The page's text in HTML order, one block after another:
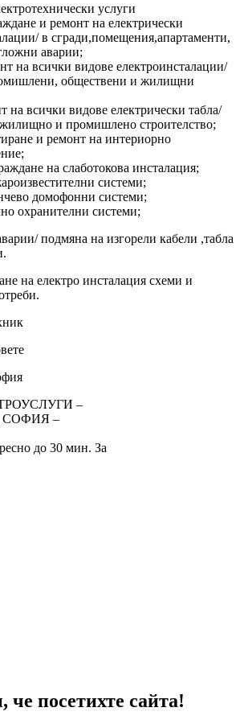
услуги
и ремонт на електрически
в сгради,помещения,апартаменти,
аварии;
на всички видове електроинсталации/
обществени и жилищни
на всички видове електрически табла/
жилищно и промишлено строителство;
и ремонт на интериорно
на слаботокова инсталация;
системи;
домофонни системи;
охранителни системи;
подмяна на изгорели кабели ,табла
на електро инсталация схеми и
–
–
до 30 мин. За
че посетихте сайта!